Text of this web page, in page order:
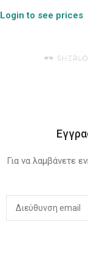
Login to see prices
Για να λαμβάνετε